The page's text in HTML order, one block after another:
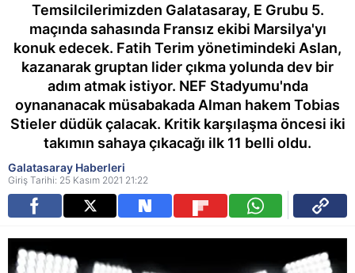
Temsilcilerimizden Galatasaray, E Grubu 5.
maçında sahasında Fransız ekibi Marsilya'yı
konuk edecek. Fatih Terim yönetimindeki Aslan,
kazanarak gruptan lider çıkma yolunda dev bir
adım atmak istiyor. NEF Stadyumu'nda
oynananacak müsabakada Alman hakem Tobias
Stieler düdük çalacak. Kritik karşılaşma öncesi iki
takımın sahaya çıkacağı ilk 11 belli oldu.
Galatasaray Haberleri
Giriş Tarihi: 25 Kasım 2021 21:22